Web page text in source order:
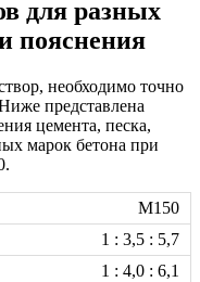
для разных
пояснения
необходимо точно
представлена
цемента, песка,
марок бетона при
М150
1 : 3,5 : 5,7
1 : 4,0 : 6,1